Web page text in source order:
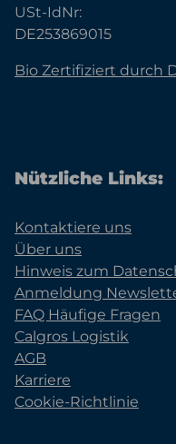
USt-IdNr:
DE253869015
Bio Zertifiziert durch
Nützliche Links:
Kontaktiere uns
Über uns
Hinweis zum
Anmeldung
FAQ Häufige Fragen
Calgros Logistik
AGB
Karriere
Cookie-Richtlinie